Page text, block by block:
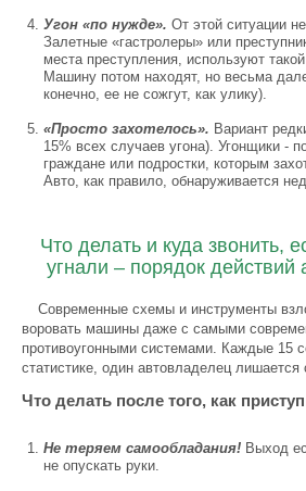
Угон «по нужде». От этой ситуации
Залетные «гастролеры» или
места преступления, используют
Машину потом находят, но весьма
конечно, ее не сожгут, как улику).
«Просто захотелось». Вариант
15% всех случаев угона). Угонщики -
граждане или подростки, которым
Авто, как правило, обнаруживается
Что делать и куда звонить,
угнали – порядок действий
Современные схемы и инструменты
воровать машины даже с самыми
противоугонными системами. Каждые 15
статистике, один автовладелец лишается
Что делать после того, как
Не теряем самообладания! Выход
не опускать руки.